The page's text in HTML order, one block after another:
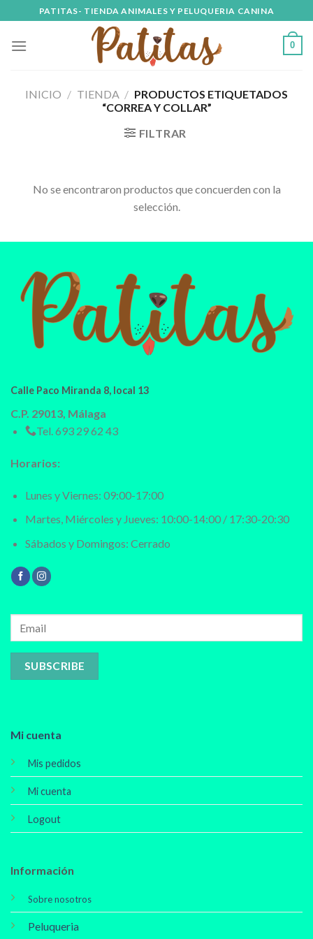
to
content
PATITAS- TIENDA ANIMALES Y PELUQUERIA CANINA
0
INICIO / TIENDA / PRODUCTOS ETIQUETADOS
“CORREA Y COLLAR”
FILTRAR
No se encontraron productos que concuerden con la
selección.
Calle Paco Miranda 8, local 13
C.P. 29013, Málaga
Tel.693 29 62 43
Horarios:
Lunes y Viernes: 09:00-17:00
Martes, Miércoles y Jueves: 10:00-14:00 / 17:30-20:30
Sábados y Domingos: Cerrado
Mi cuenta
Mis pedidos
Mi cuenta
Logout
Información
Sobre nosotros
Peluqueria